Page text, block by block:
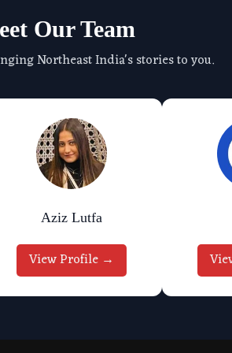
Our Team
Northeast India's stories to you.
Aziz Lutfa
View Profile →